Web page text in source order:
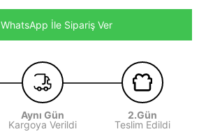
WhatsApp İle Sipariş Ver
Aynı Gün
Kargoya Verildi
2.Gün
Teslim Edildi